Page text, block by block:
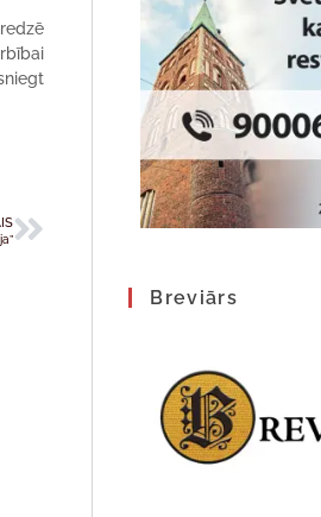
Breviārs